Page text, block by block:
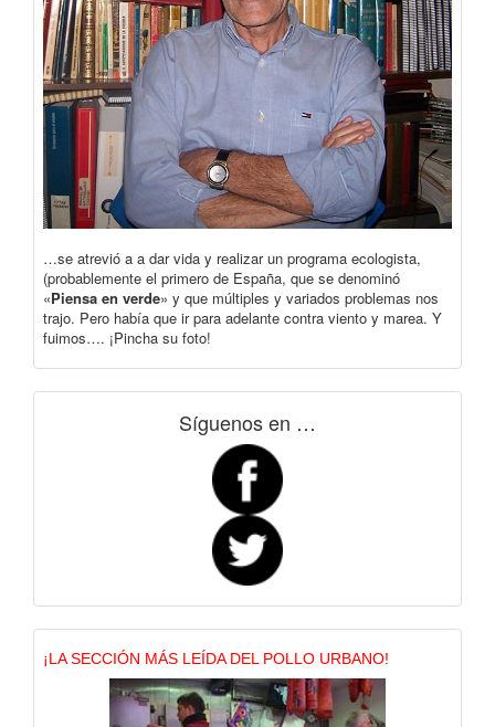
…se atrevió a a dar vida y realizar un programa ecologista,
(probablemente el primero de España, que se denominó
«Piensa en verde» y que múltiples y variados problemas nos
trajo. Pero había que ir para adelante contra viento y marea. Y
fuimos…. ¡Pincha su foto!
Síguenos en …
¡LA SECCIÓN MÁS LEÍDA DEL POLLO URBANO!